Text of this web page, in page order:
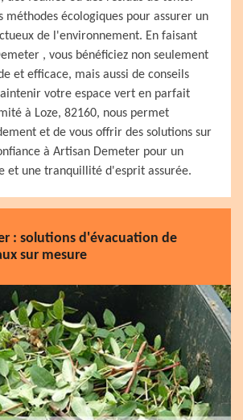
méthodes écologiques pour assurer un
de l'environnement. En faisant
, vous bénéficiez non seulement
et efficace, mais aussi de conseils
votre espace vert en parfait
à Loze, 82160, nous permet
et de vous offrir des solutions sur
à Artisan Demeter pour un
et une tranquillité d'esprit assurée.
: solutions d'évacuation de
sur mesure